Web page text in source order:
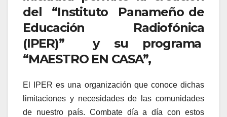
del “Instituto Panameño de
Educación Radiofónica
(IPER)” y su programa
“MAESTRO EN CASA”,
El IPER es una organización que conoce dichas
limitaciones y necesidades de las comunidades
de nuestro país. Combate día a día con estos